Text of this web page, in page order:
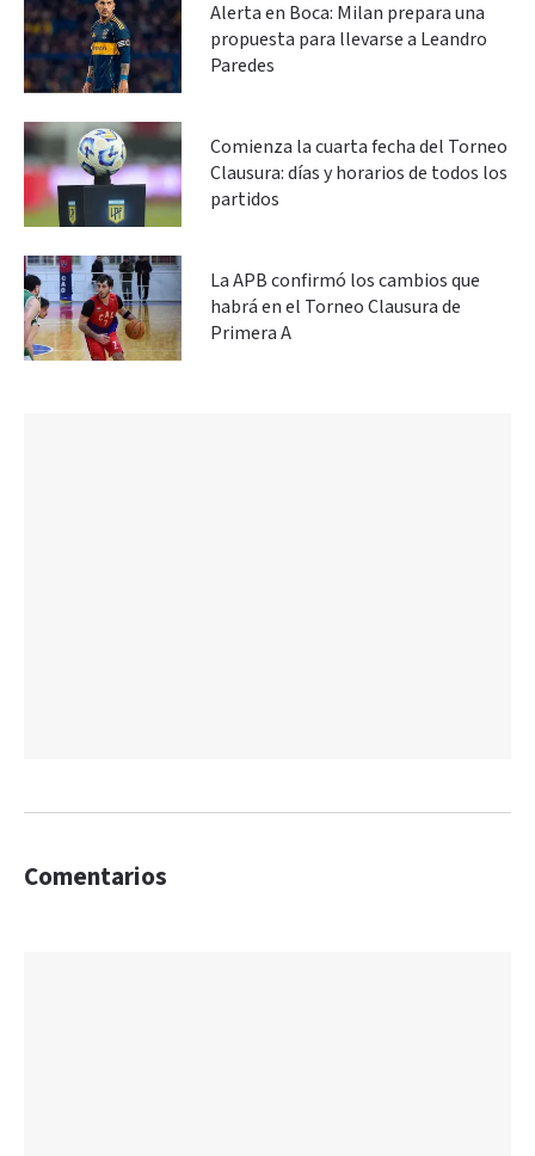
Alerta en Boca: Milan prepara una
propuesta para llevarse a Leandro
Paredes
Comienza la cuarta fecha del Torneo
Clausura: días y horarios de todos los
partidos
La APB confirmó los cambios que
habrá en el Torneo Clausura de
Primera A
Comentarios